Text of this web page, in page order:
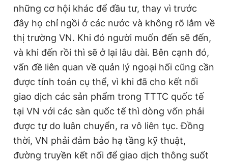
những cơ hội khác để đầu tư, thay vì trước
đây họ chỉ ngồi ở các nước và không rõ lắm về
thị trường VN. Khi đó người muốn đến sẽ đến,
và khi đến rồi thì sẽ ở lại lâu dài. Bên cạnh đó,
vấn đề liên quan về quản lý ngoại hối cũng cần
được tính toán cụ thể, vì khi đã cho kết nối
giao dịch các sản phẩm trong TTTC quốc tế
tại VN với các sàn quốc tế thì dòng vốn phải
được tự do luân chuyển, ra vô liên tục. Đồng
thời, VN phải đảm bảo hạ tầng kỹ thuật,
đường truyền kết nối để giao dịch thông suốt